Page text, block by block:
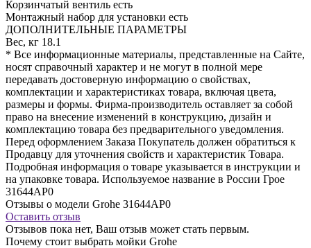
Корзинчатый вентиль есть
Монтажный набор для установки есть
ДОПОЛНИТЕЛЬНЫЕ ПАРАМЕТРЫ
Вес, кг 18.1
* Все информационные материалы, представленные на Сайте,
носят справочный характер и не могут в полной мере
передавать достоверную информацию о свойствах,
комплектации и характеристиках товара, включая цвета,
размеры и формы. Фирма-производитель оставляет за собой
право на внесение изменений в конструкцию, дизайн и
комплектацию товара без предварительного уведомления.
Перед оформлением Заказа Покупатель должен обратиться к
Продавцу для уточнения свойств и характеристик Товара.
Подробная информация о товаре указывается в инструкции и
на упаковке товара. Используемое название в России Грое
31644AP0
Отзывы о модели Grohe 31644AP0
Оставить отзыв
Отзывов пока нет, Ваш отзыв может стать первым.
Почему стоит выбрать мойки Grohe